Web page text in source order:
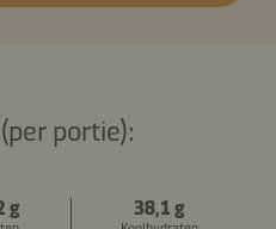
portie):
g 38,1 g